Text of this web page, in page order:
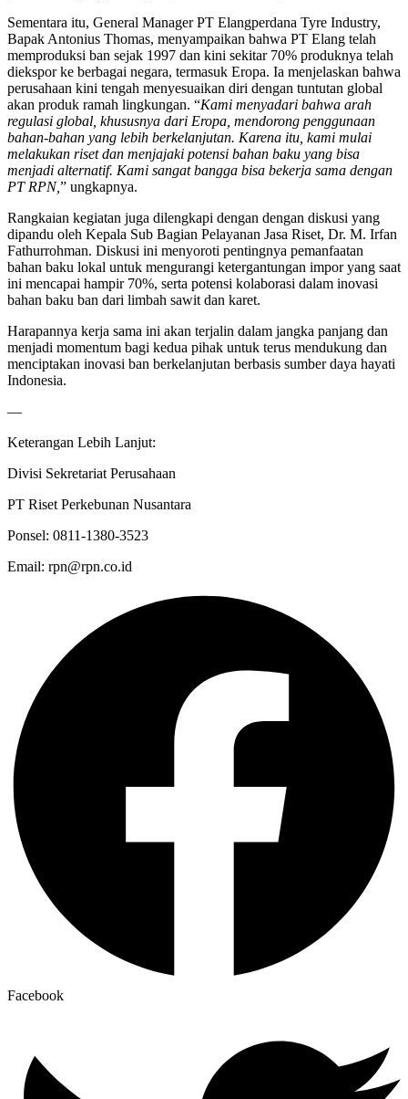
Sementara itu, General Manager PT Elangperdana Tyre Industry,
Bapak Antonius Thomas, menyampaikan bahwa PT Elang telah
memproduksi ban sejak 1997 dan kini sekitar 70% produknya telah
diekspor ke berbagai negara, termasuk Eropa. Ia menjelaskan bahwa
perusahaan kini tengah menyesuaikan diri dengan tuntutan global
akan produk ramah lingkungan. “Kami menyadari bahwa arah
regulasi global, khususnya dari Eropa, mendorong penggunaan
bahan-bahan yang lebih berkelanjutan. Karena itu, kami mulai
melakukan riset dan menjajaki potensi bahan baku yang bisa
menjadi alternatif. Kami sangat bangga bisa bekerja sama dengan
PT RPN,” ungkapnya.
Rangkaian kegiatan juga dilengkapi dengan dengan diskusi yang
dipandu oleh Kepala Sub Bagian Pelayanan Jasa Riset, Dr. M. Irfan
Fathurrohman. Diskusi ini menyoroti pentingnya pemanfaatan
bahan baku lokal untuk mengurangi ketergantungan impor yang saat
ini mencapai hampir 70%, serta potensi kolaborasi dalam inovasi
bahan baku ban dari limbah sawit dan karet.
Harapannya kerja sama ini akan terjalin dalam jangka panjang dan
menjadi momentum bagi kedua pihak untuk terus mendukung dan
menciptakan inovasi ban berkelanjutan berbasis sumber daya hayati
Indonesia.
—
Keterangan Lebih Lanjut:
Divisi Sekretariat Perusahaan
PT Riset Perkebunan Nusantara
Ponsel: 0811-1380-3523
Email: rpn@rpn.co.id
Facebook